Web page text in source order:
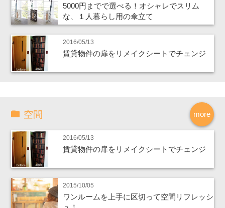
5000円までで選べる！オシャレでスリム
な、１人暮らし用の傘立て
2016/05/13
賃貸物件の扉をリメイクシートでチェンジ
more
空間
2016/05/13
賃貸物件の扉をリメイクシートでチェンジ
2015/10/05
ワンルームを上手に区切って空間リフレッシ